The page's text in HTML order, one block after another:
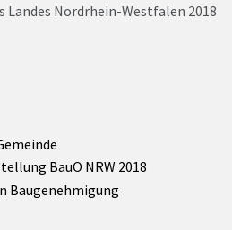
Landes Nordrhein-Westfalen 2018
BauO NRW 2018
Baugenehmigung